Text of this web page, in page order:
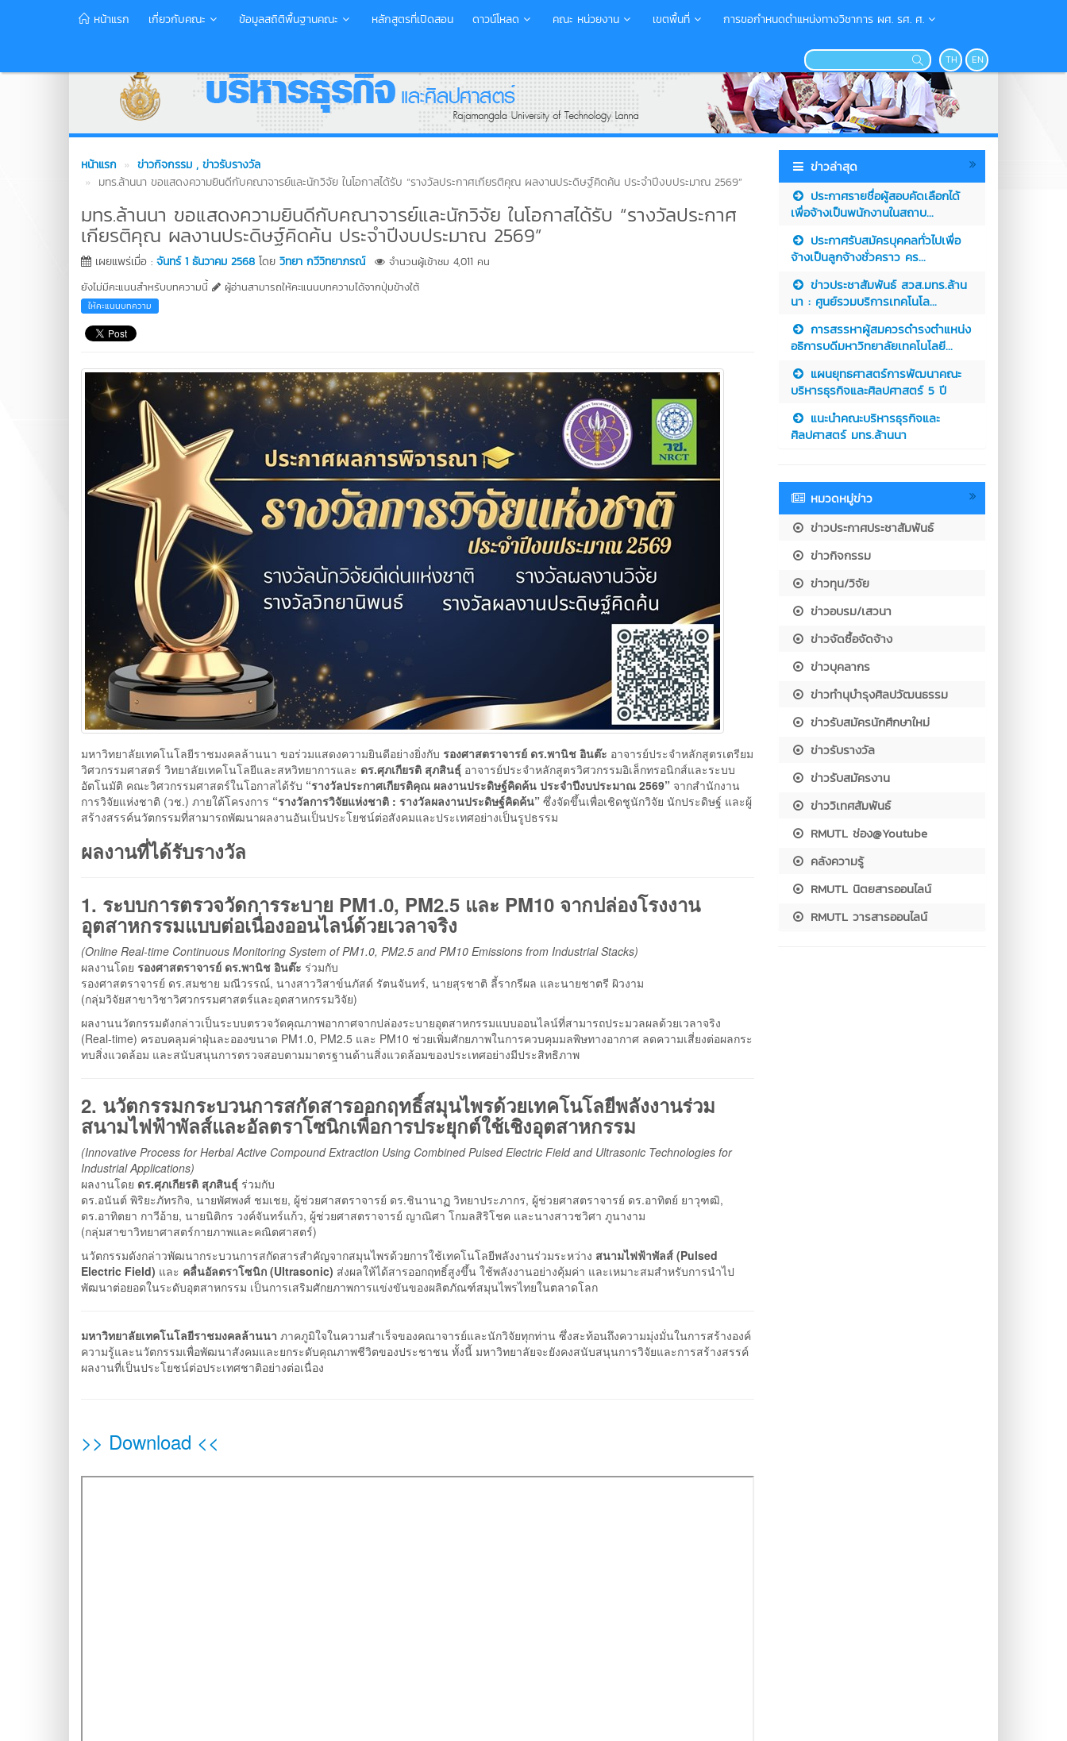
หน้าแรก เกี่ยวกับคณะ ข้อมูลสถิติพื้นฐานคณะ หลักสูตรที่เปิดสอน ดาวน์โหลด คณะ หน่วยงาน เขตพื้นที่ การขอกำหนดตำแหน่งทางวิชาการ ผศ. รศ. ศ.
TH EN
หน้าแรก ข่าวกิจกรรม , ข่าวรับรางวัล
มทร.ล้านนา ขอแสดงความยินดีกับคณาจารย์และนักวิจัย ในโอกาสได้รับ “รางวัลประกาศเกียรติคุณ ผลงานประดิษฐ์คิดค้น ประจำปีงบประมาณ 2569”
มทร.ล้านนา ขอแสดงความยินดีกับคณาจารย์และนักวิจัย ในโอกาสได้รับ “รางวัลประกาศ
เกียรติคุณ ผลงานประดิษฐ์คิดค้น ประจำปีงบประมาณ 2569”
เผยแพร่เมื่อ : จันทร์ 1 ธันวาคม 2568 โดย วิทยา กวีวิทยาภรณ์
จำนวนผู้เข้าชม 4,011 คน
ยังไม่มีคะแนนสำหรับบทความนี้
ผู้อ่านสามารถให้คะแนนบทความได้จากปุ่มข้างใต้
ให้คะแนนบทความ
มหาวิทยาลัยเทคโนโลยีราชมงคลล้านนา ขอร่วมแสดงความยินดีอย่างยิ่งกับ รองศาสตราจารย์ ดร.พานิช อินต๊ะ อาจารย์ประจำหลักสูตรเตรียม
วิศวกรรมศาสตร์ วิทยาลัยเทคโนโลยีและสหวิทยาการและ ดร.ศุภเกียรติ สุภสินธุ์ อาจารย์ประจำหลักสูตรวิศวกรรมอิเล็กทรอนิกส์และระบบ
อัตโนมัติ คณะวิศวกรรมศาสตร์ในโอกาสได้รับ “รางวัลประกาศเกียรติคุณ ผลงานประดิษฐ์คิดค้น ประจำปีงบประมาณ 2569” จากสำนักงาน
การวิจัยแห่งชาติ (วช.) ภายใต้โครงการ “รางวัลการวิจัยแห่งชาติ : รางวัลผลงานประดิษฐ์คิดค้น” ซึ่งจัดขึ้นเพื่อเชิดชูนักวิจัย นักประดิษฐ์ และผู้
สร้างสรรค์นวัตกรรมที่สามารถพัฒนาผลงานอันเป็นประโยชน์ต่อสังคมและประเทศอย่างเป็นรูปธรรม
ผลงานที่ได้รับรางวัล
1. ระบบการตรวจวัดการระบาย PM1.0, PM2.5 และ PM10 จากปล่องโรงงาน
อุตสาหกรรมแบบต่อเนื่องออนไลน์ด้วยเวลาจริง
(Online Real-time Continuous Monitoring System of PM1.0, PM2.5 and PM10 Emissions from Industrial Stacks)
ผลงานโดย รองศาสตราจารย์ ดร.พานิช อินต๊ะ ร่วมกับ
รองศาสตราจารย์ ดร.สมชาย มณีวรรณ์, นางสาววิสาข์นภัสด์ รัตนจันทร์, นายสุรชาติ ลี้รากรีผล และนายชาตรี ผิวงาม
(กลุ่มวิจัยสาขาวิชาวิศวกรรมศาสตร์และอุตสาหกรรมวิจัย)
ผลงานนวัตกรรมดังกล่าวเป็นระบบตรวจวัดคุณภาพอากาศจากปล่องระบายอุตสาหกรรมแบบออนไลน์ที่สามารถประมวลผลด้วยเวลาจริง
(Real-time) ครอบคลุมค่าฝุ่นละอองขนาด PM1.0, PM2.5 และ PM10 ช่วยเพิ่มศักยภาพในการควบคุมมลพิษทางอากาศ ลดความเสี่ยงต่อผลกระ
ทบสิ่งแวดล้อม และสนับสนุนการตรวจสอบตามมาตรฐานด้านสิ่งแวดล้อมของประเทศอย่างมีประสิทธิภาพ
2. นวัตกรรมกระบวนการสกัดสารออกฤทธิ์สมุนไพรด้วยเทคโนโลยีพลังงานร่วม
สนามไฟฟ้าพัลส์และอัลตราโซนิกเพื่อการประยุกต์ใช้เชิงอุตสาหกรรม
(Innovative Process for Herbal Active Compound Extraction Using Combined Pulsed Electric Field and Ultrasonic Technologies for
Industrial Applications)
ผลงานโดย ดร.ศุภเกียรติ สุภสินธุ์ ร่วมกับ
ดร.อนันต์ พิริยะภัทรกิจ, นายพัศพงศ์ ชมเชย, ผู้ช่วยศาสตราจารย์ ดร.ชินานาฏ วิทยาประภากร, ผู้ช่วยศาสตราจารย์ ดร.อาทิตย์ ยาวุฑฒิ,
ดร.อาทิตยา กาวีอ้าย, นายนิติกร วงค์จันทร์แก้ว, ผู้ช่วยศาสตราจารย์ ญาณิศา โกมลสิริโชค และนางสาวชวิศา ภูนางาม
(กลุ่มสาขาวิทยาศาสตร์กายภาพและคณิตศาสตร์)
นวัตกรรมดังกล่าวพัฒนากระบวนการสกัดสารสำคัญจากสมุนไพรด้วยการใช้เทคโนโลยีพลังงานร่วมระหว่าง สนามไฟฟ้าพัลส์ (Pulsed
Electric Field) และ คลื่นอัลตราโซนิก (Ultrasonic) ส่งผลให้ได้สารออกฤทธิ์สูงขึ้น ใช้พลังงานอย่างคุ้มค่า และเหมาะสมสำหรับการนำไป
พัฒนาต่อยอดในระดับอุตสาหกรรม เป็นการเสริมศักยภาพการแข่งขันของผลิตภัณฑ์สมุนไพรไทยในตลาดโลก
มหาวิทยาลัยเทคโนโลยีราชมงคลล้านนา ภาคภูมิใจในความสำเร็จของคณาจารย์และนักวิจัยทุกท่าน ซึ่งสะท้อนถึงความมุ่งมั่นในการสร้างองค์
ความรู้และนวัตกรรมเพื่อพัฒนาสังคมและยกระดับคุณภาพชีวิตของประชาชน ทั้งนี้ มหาวิทยาลัยจะยังคงสนับสนุนการวิจัยและการสร้างสรรค์
ผลงานที่เป็นประโยชน์ต่อประเทศชาติอย่างต่อเนื่อง
>> Download <<
ข่าวล่าสุด
ประกาศรายชื่อผู้สอบคัดเลือกได้
เพื่อจ้างเป็นพนักงานในสถาบ...
ประกาศรับสมัครบุคคลทั่วไปเพื่อ
จ้างเป็นลูกจ้างชั่วคราว คร...
ข่าวประชาสัมพันธ์ สวส.มทร.ล้าน
นา : ศูนย์รวมบริการเทคโนโล...
การสรรหาผู้สมควรดำรงตำแหน่ง
อธิการบดีมหาวิทยาลัยเทคโนโลยี...
แผนยุทธศาสตร์การพัฒนาคณะ
บริหารธุรกิจและศิลปศาสตร์ 5 ปี
แนะนำคณะบริหารธุรกิจและ
ศิลปศาสตร์ มทร.ล้านนา
หมวดหมู่ข่าว
ข่าวประกาศประชาสัมพันธ์
ข่าวกิจกรรม
ข่าวทุน/วิจัย
ข่าวอบรม/เสวนา
ข่าวจัดซื้อจัดจ้าง
ข่าวบุคลากร
ข่าวทำนุบำรุงศิลปวัฒนธรรม
ข่าวรับสมัครนักศึกษาใหม่
ข่าวรับรางวัล
ข่าวรับสมัครงาน
ข่าววิเทศสัมพันธ์
RMUTL ช่อง@Youtube
คลังความรู้
RMUTL นิตยสารออนไลน์
RMUTL วารสารออนไลน์